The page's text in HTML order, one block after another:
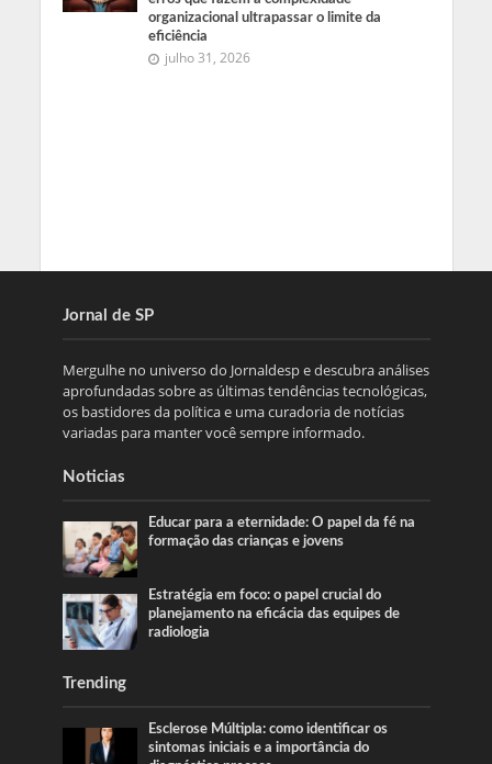
organizacional ultrapassar o limite da
eficiência
julho 31, 2026
Jornal de SP
Mergulhe no universo do Jornaldesp e descubra análises
aprofundadas sobre as últimas tendências tecnológicas,
os bastidores da política e uma curadoria de notícias
variadas para manter você sempre informado.
Noticias
Educar para a eternidade: O papel da fé na
formação das crianças e jovens
Estratégia em foco: o papel crucial do
planejamento na eficácia das equipes de
radiologia
Trending
Esclerose Múltipla: como identificar os
sintomas iniciais e a importância do